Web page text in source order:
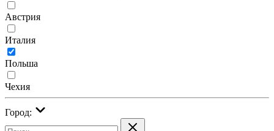
Австрия
Италия
Польша
Чехия
Город: